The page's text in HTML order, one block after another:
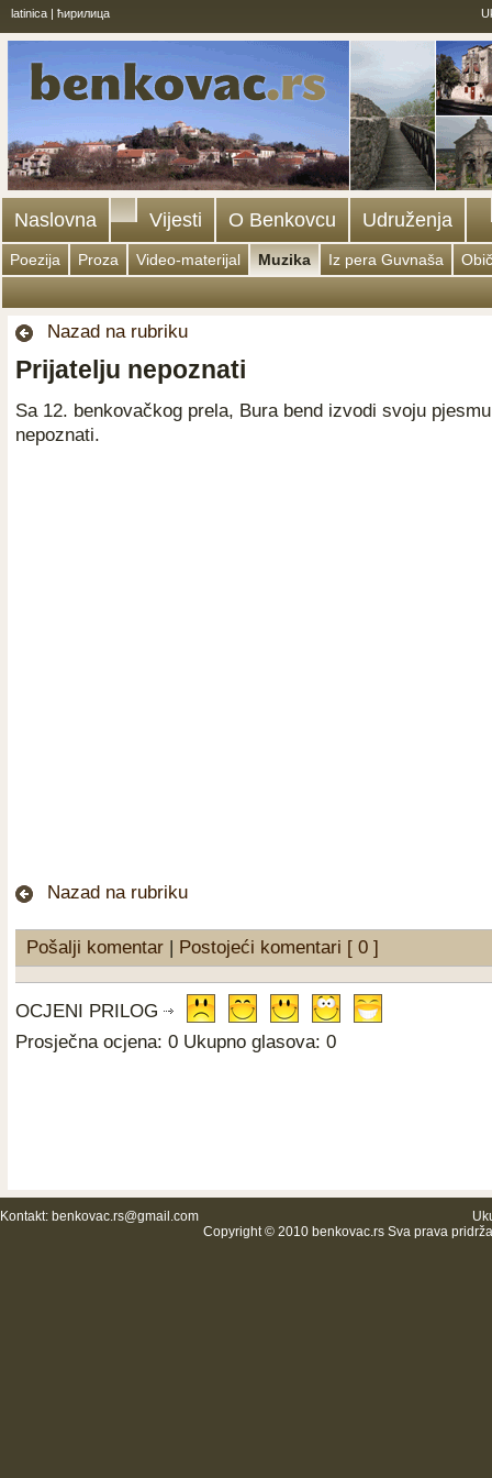
latinica | ћирилица
Naslovna Vijesti O Benkovcu Udruženja
Poezija Proza Video-materijal Muzika Iz pera Guvnaša
Nazad na rubriku
Prijatelju nepoznati
Sa 12. benkovačkog prela, Bura bend izvodi svoju
nepoznati.
Nazad na rubriku
Pošalji komentar | Postojeći komentari [ 0 ]
OCJENI PRILOG
Prosječna ocjena: 0 Ukupno glasova: 0
Kontakt: benkovac.rs@gmail.com
Copyright © 2010 benkovac.rs Sva prava